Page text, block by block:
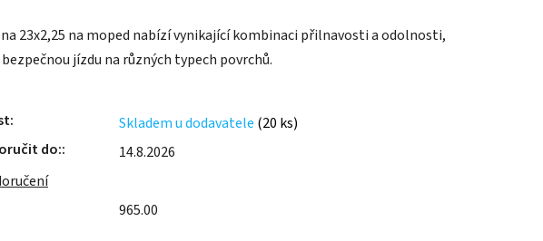
23x2,25 na moped nabízí vynikající kombinaci přilnavosti a odolnosti,
jízdu na různých typech povrchů.
Skladem u dodavatele (20 ks)
do:
14.8.2026
965.00